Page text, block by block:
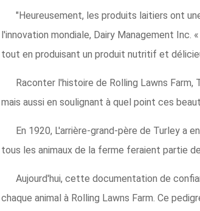
"Heureusement, les produits laitiers ont
l'innovation mondiale, Dairy Management
tout en produisant un produit nutritif et
Raconter l'histoire de Rolling Lawns
mais aussi en soulignant à quel point ces
En 1920, L'arrière-grand-père de Turley a
tous les animaux de la ferme feraient partie
Aujourd'hui, cette documentation de
chaque animal à Rolling Lawns Farm. Ce